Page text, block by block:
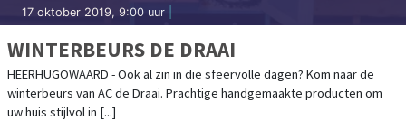
17 oktober 2019, 9:00 uur
WINTERBEURS DE DRAAI
HEERHUGOWAARD - Ook al zin in die sfeervolle dagen? Kom naar de
winterbeurs van AC de Draai. Prachtige handgemaakte producten om
uw huis stijlvol in [...]